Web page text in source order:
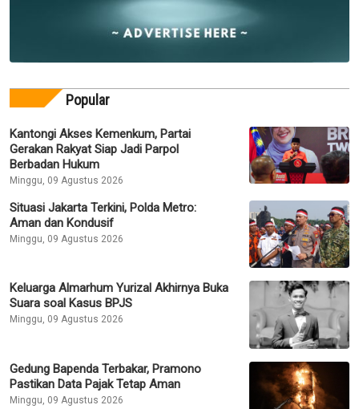
Popular
Kantongi Akses Kemenkum, Partai
Gerakan Rakyat Siap Jadi Parpol
Berbadan Hukum
Minggu, 09 Agustus 2026
Situasi Jakarta Terkini, Polda Metro:
Aman dan Kondusif
Minggu, 09 Agustus 2026
Keluarga Almarhum Yurizal Akhirnya Buka
Suara soal Kasus BPJS
Minggu, 09 Agustus 2026
Gedung Bapenda Terbakar, Pramono
Pastikan Data Pajak Tetap Aman
Minggu, 09 Agustus 2026